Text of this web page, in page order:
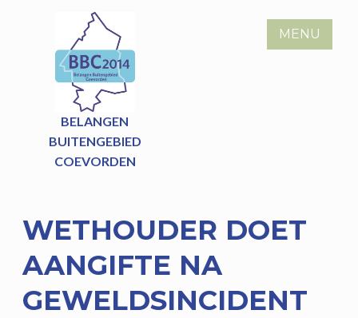
BELANGEN
BUITENGEBIED
COEVORDEN
MENU
WETHOUDER DOET
AANGIFTE NA
GEWELDSINCIDENT